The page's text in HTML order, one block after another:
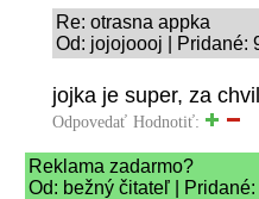
Re: otrasna appka
Od: jojojoooj | Pridané:
jojka je super, za
Odpovedať Hodnotiť:
Reklama zadarmo?
Od: bežný čitateľ |